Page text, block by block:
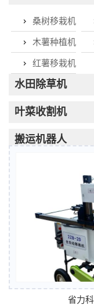
桑树移栽机
木薯种植机
红薯移栽机
水田除草机
叶菜收割机
搬运机器人
播种机
省力